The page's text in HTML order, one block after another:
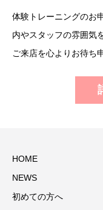
体験トレーニングのお
内やスタッフの雰囲気
ご来店を心よりお待ち
HOME
NEWS
初めての方へ